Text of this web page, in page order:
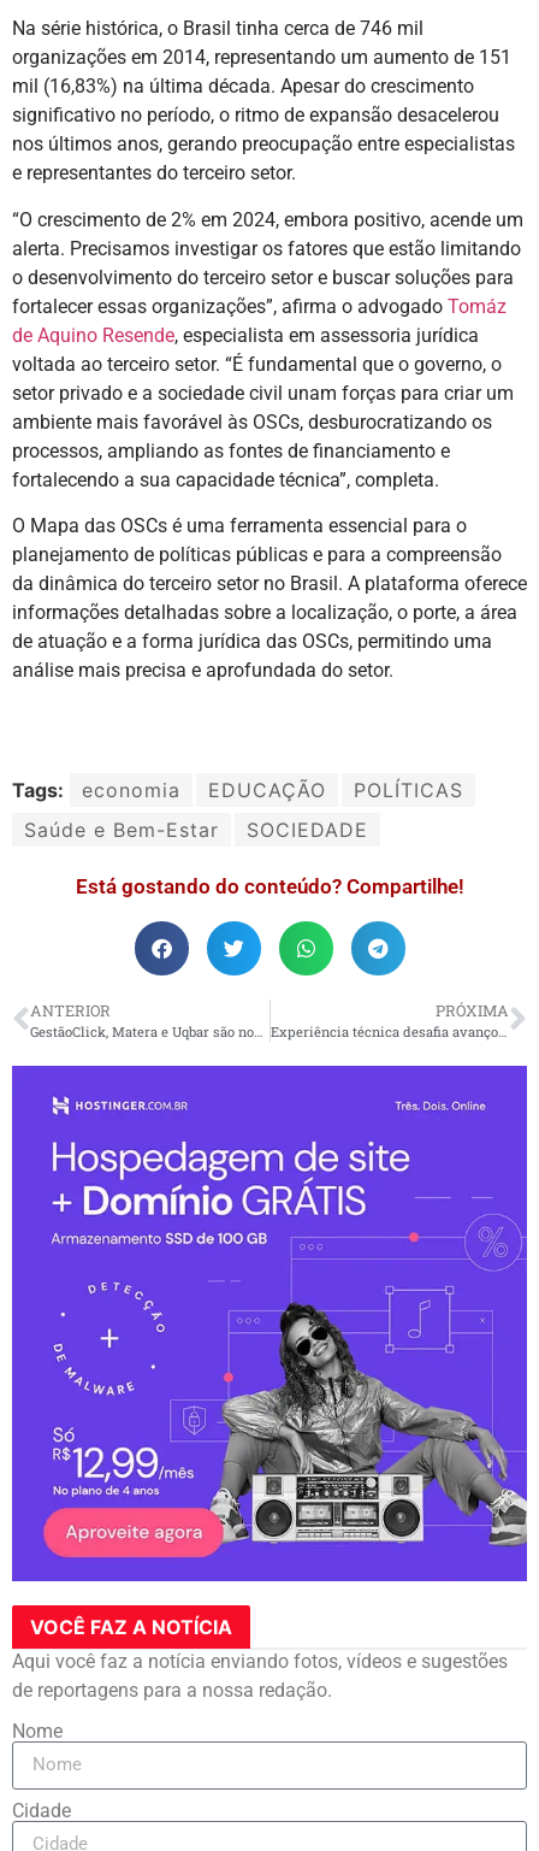
Na série histórica, o Brasil tinha cerca de 746 mil
organizações em 2014, representando um aumento de 151
mil (16,83%) na última década. Apesar do crescimento
significativo no período, o ritmo de expansão desacelerou
nos últimos anos, gerando preocupação entre especialistas
e representantes do terceiro setor.
“O crescimento de 2% em 2024, embora positivo, acende um
alerta. Precisamos investigar os fatores que estão limitando
o desenvolvimento do terceiro setor e buscar soluções para
fortalecer essas organizações”, afirma o advogado Tomáz
de Aquino Resende, especialista em assessoria jurídica
voltada ao terceiro setor. “É fundamental que o governo, o
setor privado e a sociedade civil unam forças para criar um
ambiente mais favorável às OSCs, desburocratizando os
processos, ampliando as fontes de financiamento e
fortalecendo a sua capacidade técnica”, completa.
O Mapa das OSCs é uma ferramenta essencial para o
planejamento de políticas públicas e para a compreensão
da dinâmica do terceiro setor no Brasil. A plataforma oferece
informações detalhadas sobre a localização, o porte, a área
de atuação e a forma jurídica das OSCs, permitindo uma
análise mais precisa e aprofundada do setor.
Tags: economia EDUCAÇÃO
POLÍTICAS
Saúde e Bem-Estar
SOCIEDADE
Está gostando do conteúdo? Compartilhe!
ANTERIOR PRÓXIMA
Experiência técnica desafia avanço da automação offshore
VOCÊ FAZ A NOTÍCIA
Aqui você faz a notícia enviando fotos, vídeos e sugestões
de reportagens para a nossa redação.
Nome
Cidade